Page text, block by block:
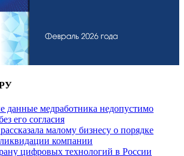
данные медработника недопустимо
его согласия
малому бизнесу о порядке
компании
цифровых технологий в России